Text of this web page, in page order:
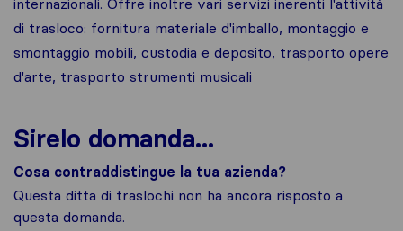
internazionali. Offre inoltre vari servizi inerenti l'attività
di trasloco: fornitura materiale d'imballo, montaggio e
smontaggio mobili, custodia e deposito, trasporto opere
d'arte, trasporto strumenti musicali
Sirelo domanda...
Cosa contraddistingue la tua azienda?
Questa ditta di traslochi non ha ancora risposto a
questa domanda.